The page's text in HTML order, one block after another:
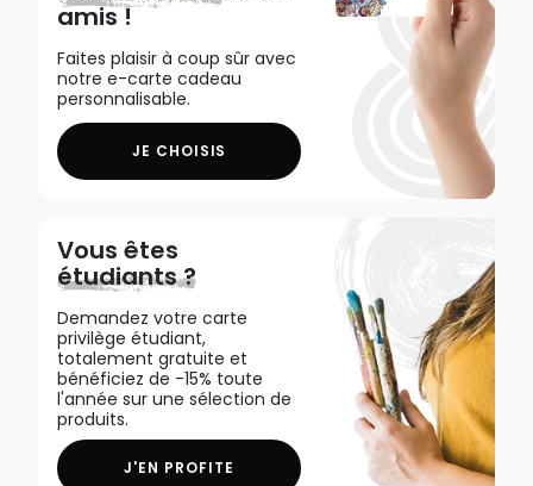
amis !
Faites plaisir à coup sûr avec
notre e-carte cadeau
personnalisable.
JE CHOISIS
Vous êtes
étudiants ?
Demandez votre carte
privilège étudiant,
totalement gratuite et
bénéficiez de -15% toute
l'année sur une sélection de
produits.
J'EN PROFITE